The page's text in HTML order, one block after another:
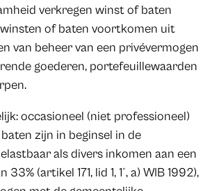
verkregen winst of baten
of baten voortkomen uit
van beheer van een privévermogen
goederen, portefeuillewaarden
occasioneel (niet professioneel)
zijn in beginsel in de
als divers inkomen aan een
(artikel 171, lid 1, 1°, a) WIB 1992),